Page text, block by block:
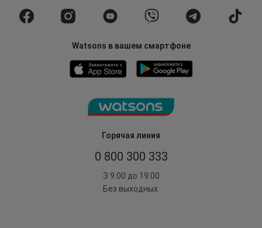
Горячая линия
0 800 300 333
З 9:00 до 19:00
Без выходных
Watsons в вашем смартфоне